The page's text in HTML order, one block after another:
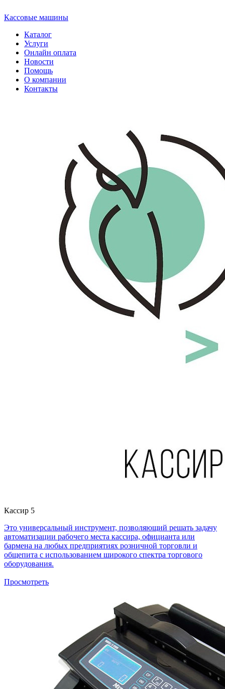
Кассовые машины
Каталог
Услуги
Онлайн оплата
Новости
Помощь
О компании
Контакты
Кассир 5
Это универсальный инструмент, позволяющий решать задачу
автоматизации рабочего места кассира, официанта или
бармена на любых предприятиях розничной торговли и
общепита с использованием широкого спектра торгового
оборудования.
Просмотреть